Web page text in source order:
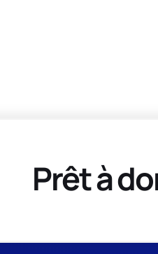
Prêt à